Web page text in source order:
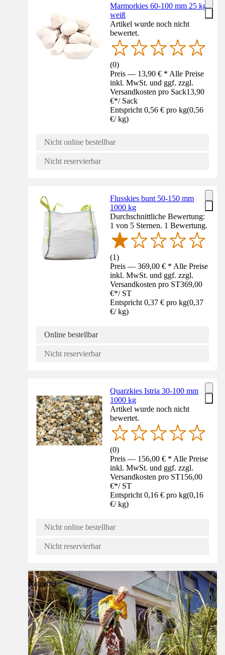
Marmorkies 60-100 mm 25 kg
weiß
Artikel wurde noch nicht
bewertet.
(0)
Preis — 13,90 € * Alle Preise
inkl. MwSt. und ggf. zzgl.
Versandkosten pro Sack13,90
€*/ Sack
Entspricht 0,56 € pro kg(0,56
€/ kg)
Nicht online bestellbar
Nicht reservierbar
Flusskies bunt 50-150 mm
1000 kg
Durchschnittliche Bewertung:
1 von 5 Sternen. 1 Bewertung.
(1)
Preis — 369,00 € * Alle Preise
inkl. MwSt. und ggf. zzgl.
Versandkosten pro ST369,00
€*/ ST
Entspricht 0,37 € pro kg(0,37
€/ kg)
Online bestellbar
Nicht reservierbar
Quarzkies Istria 30-100 mm
1000 kg
Artikel wurde noch nicht
bewertet.
(0)
Preis — 156,00 € * Alle Preise
inkl. MwSt. und ggf. zzgl.
Versandkosten pro ST156,00
€*/ ST
Entspricht 0,16 € pro kg(0,16
€/ kg)
Nicht online bestellbar
Nicht reservierbar
Ratgeber